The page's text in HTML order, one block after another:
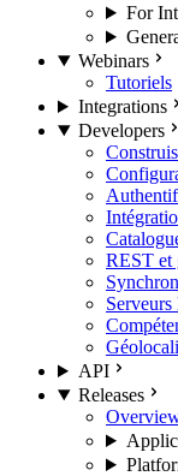
For
Webinars
Tutoriels
Integrations
Developers
REST et
API
Releases